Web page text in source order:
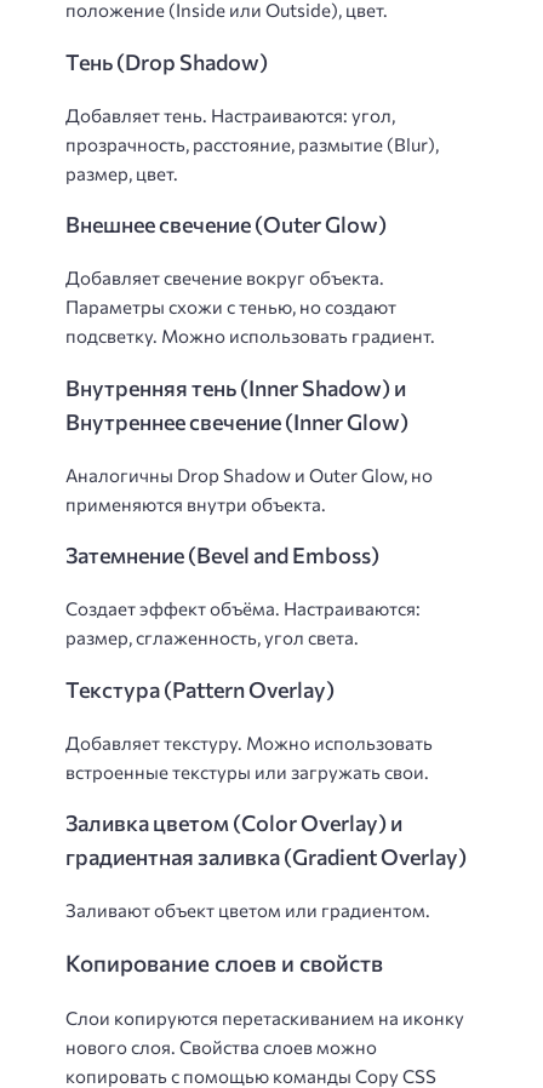
положение (Inside или Outside), цвет.
Тень (Drop Shadow)
Добавляет тень. Настраиваются: угол,
прозрачность, расстояние, размытие (Blur),
размер, цвет.
Внешнее свечение (Outer Glow)
Добавляет свечение вокруг объекта.
Параметры схожи с тенью, но создают
подсветку. Можно использовать градиент.
Внутренняя тень (Inner Shadow) и
Внутреннее свечение (Inner Glow)
Аналогичны Drop Shadow и Outer Glow, но
применяются внутри объекта.
Затемнение (Bevel and Emboss)
Создает эффект объёма. Настраиваются:
размер, сглаженность, угол света.
Текстура (Pattern Overlay)
Добавляет текстуру. Можно использовать
встроенные текстуры или загружать свои.
Заливка цветом (Color Overlay) и
градиентная заливка (Gradient Overlay)
Заливают объект цветом или градиентом.
Копирование слоев и свойств
Слои копируются перетаскиванием на иконку
нового слоя. Свойства слоев можно
копировать с помощью команды Copy CSS